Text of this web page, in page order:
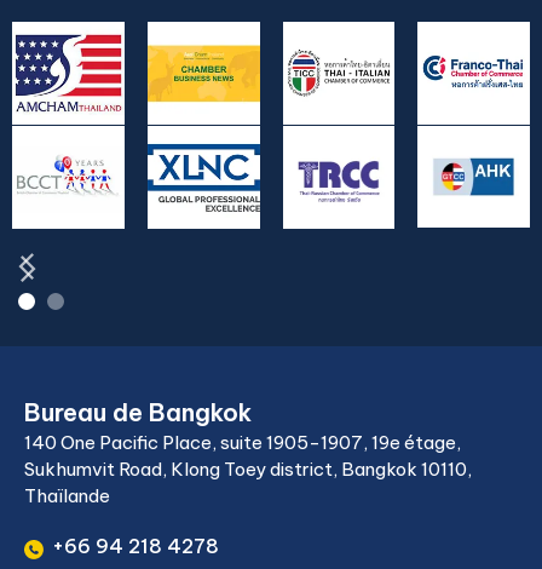
Bureau de Bangkok
140 One Pacific Place, suite 1905-1907, 19e étage,
Sukhumvit Road, Klong Toey district, Bangkok 10110,
Thaïlande
+66 94 218 4278